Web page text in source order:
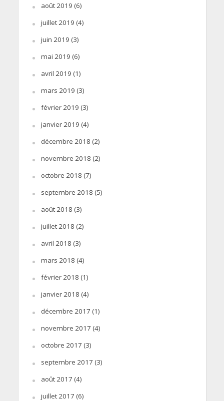
août 2019 (6)
juillet 2019 (4)
juin 2019 (3)
mai 2019 (6)
avril 2019 (1)
mars 2019 (3)
février 2019 (3)
janvier 2019 (4)
décembre 2018 (2)
novembre 2018 (2)
octobre 2018 (7)
septembre 2018 (5)
août 2018 (3)
juillet 2018 (2)
avril 2018 (3)
mars 2018 (4)
février 2018 (1)
janvier 2018 (4)
décembre 2017 (1)
novembre 2017 (4)
octobre 2017 (3)
septembre 2017 (3)
août 2017 (4)
juillet 2017 (6)